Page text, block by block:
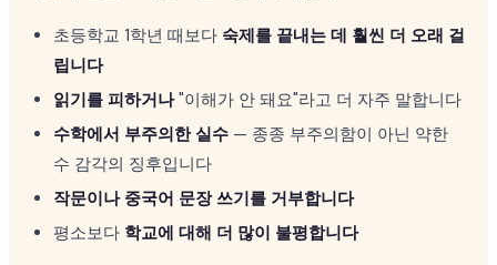
초등학교 1학년 때보다 숙제를 끝내는 데 훨씬 더 오래 걸
립니다
읽기를 피하거나"이해가 안 돼요"라고 더 자주 말합니다
수학에서 부주의한 실수 — 종종 부주의함이 아닌 약한
수 감각의 징후입니다
작문이나 중국어 문장 쓰기를 거부합니다
평소보다 학교에 대해 더 많이 불평합니다